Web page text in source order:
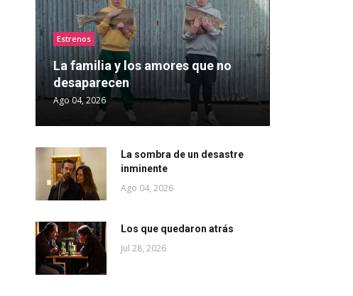
Estrenos
La familia y los amores que no
desaparecen
Ago 04, 2026
La sombra de un desastre
inminente
Ago 04, 2026
Los que quedaron atrás
Jul 28, 2026